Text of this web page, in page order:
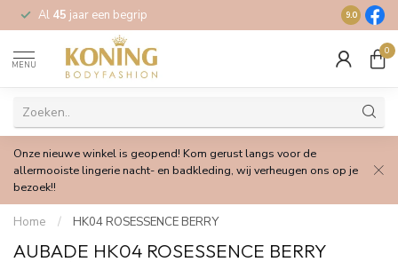
Al 45 jaar een begrip Gratis
9.0
MENU
0
Onze nieuwe winkel is geopend! Kom gerust langs voor de
allermooiste lingerie nacht- en badkleding, wij verheugen ons op je
bezoek!!
Home / HK04 ROSESSENCE BERRY
AUBADE HK04 ROSESSENCE BERRY